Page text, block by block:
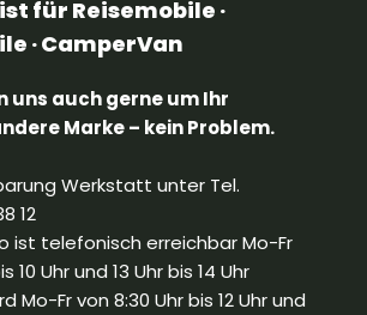
für Reisemobile ·
· CamperVan
uns auch gerne um Ihr
Marke – kein Problem.
Werkstatt unter Tel.
12
ist telefonisch erreichbar Mo-Fr
10 Uhr und 13 Uhr bis 14 Uhr
Mo-Fr von 8:30 Uhr bis 12 Uhr und